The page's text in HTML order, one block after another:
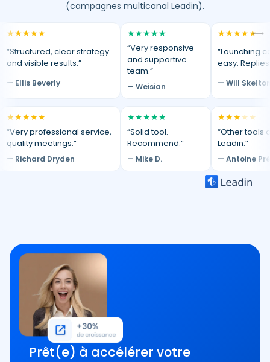
(campagnes multicanal Leadin).
★★★★★
“Structured, clear strategy
and visible results.”
— Ellis Beverly
★★★★★
“Very responsive
and supportive
team.”
— Weisian
★★★★★
“Launching
easy.
— Will
★★★★★
“Very professional service,
quality meetings.”
— Richard Dryden
★★★★★
“Solid tool.
Recommend.”
— Mike D.
★★★★ ★
“Other tools
Leadin.”
— Antoine
⟷
Prêt(e) à accélérer votre